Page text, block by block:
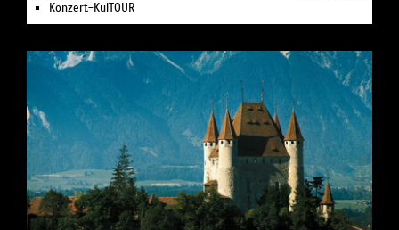
Konzert-KulTOUR